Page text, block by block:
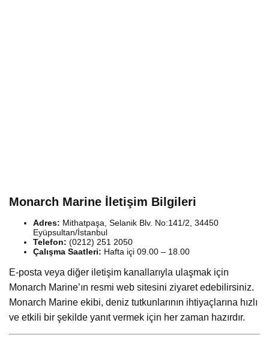
Monarch Marine İletişim Bilgileri
Adres: Mithatpaşa, Selanik Blv. No:141/2, 34450
Eyüpsultan/İstanbul
Telefon: (0212) 251 2050
Çalışma Saatleri: Hafta içi 09.00 – 18.00
E-posta veya diğer iletişim kanallarıyla ulaşmak için
Monarch Marine’ın resmi web sitesini ziyaret edebilirsiniz.
Monarch Marine ekibi, deniz tutkunlarının ihtiyaçlarına hızlı
ve etkili bir şekilde yanıt vermek için her zaman hazırdır.